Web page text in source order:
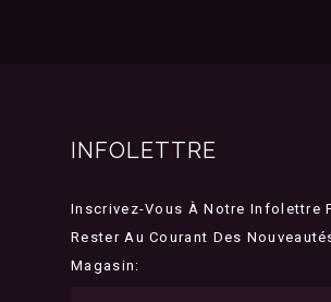
INFOLETTRE
Inscrivez-Vous À Notre Infolettre
Rester Au Courant Des
Magasin: